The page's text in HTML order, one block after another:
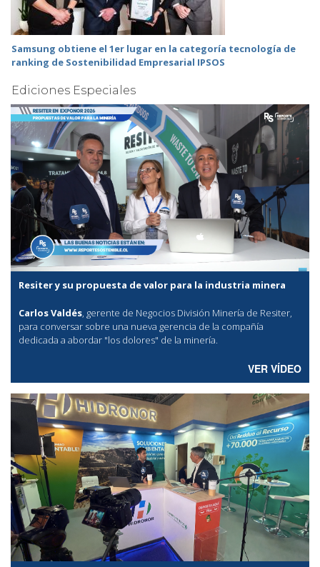
Samsung obtiene el 1er lugar en la categoría tecnología de
ranking de Sostenibilidad Empresarial IPSOS
Ediciones Especiales
Resiter y su propuesta de valor para la industria minera
Carlos Valdés, gerente de Negocios División Minería de Resiter,
para conversar sobre una nueva gerencia de la compañía
dedicada a abordar "los dolores" de la minería.
VER VÍDEO